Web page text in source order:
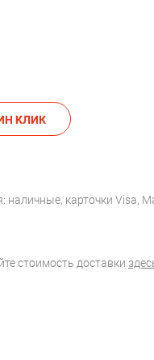
В ОДИН КЛИК
наличные, карточки Visa,
стоимость доставки